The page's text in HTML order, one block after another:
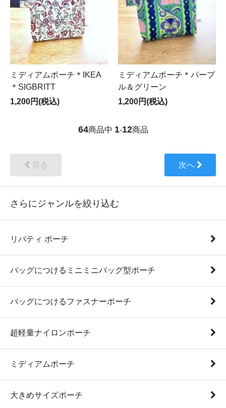
ミディアムポーチ＊IKEA
＊SIGBRITT
1,200円(税込)
ミディアムポーチ＊パープ
ル＆グリーン
1,200円(税込)
64商品中 1-12商品
戻る 次へ
さらにジャンルを絞り込む
リバティ ポーチ
バッグにつけるミニミニバッグ型ポーチ
バッグにつけるファスナーポーチ
超軽量ナイロンポーチ
ミディアムポーチ
大きめサイズポーチ